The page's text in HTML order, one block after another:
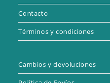
Contacto
Términos y condiciones
Cambios y devoluciones